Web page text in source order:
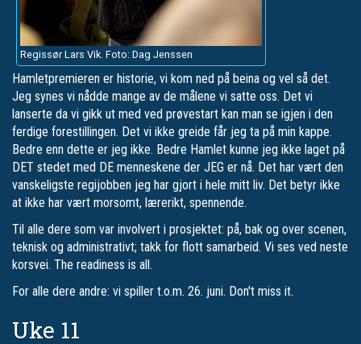
Regissør Lars Vik. Foto: Dag Jenssen
Hamletpremieren er historie, vi kom ned på beina og vel så det.
Jeg synes vi nådde mange av de målene vi satte oss. Det vi
lanserte da vi gikk ut med ved prøvestart kan man se igjen i den
ferdige forestillingen. Det vi ikke greide får jeg ta på min kappe.
Bedre enn dette er jeg ikke. Bedre Hamlet kunne jeg ikke laget på
DET stedet med DE menneskene der JEG er nå. Det har vært den
vanskeligste regijobben jeg har gjort i hele mitt liv. Det betyr ikke
at ikke har vært morsomt, lærerikt, spennende.
Til alle dere som var involvert i prosjektet: på, bak og over scenen,
teknisk og administrativt; takk for flott samarbeid. Vi ses ved neste
korsvei. The readiness is all.
For alle dere andre: vi spiller t.o.m. 26. juni. Don't miss it.
Uke 11